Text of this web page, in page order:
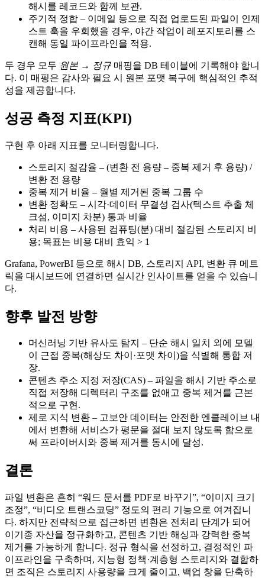
해시를 레코드와 함께 보관.
주기적 정합 – 이메일 등으로 직접 업로드된 파일이 인제
스트 훅을 우회했을 경우, 야간 작업이 레포지토리를 스
캔해 동일 파이프라인을 적용.
두 경우 모두 원본 → 정규 매핑을 DB 테이블에 기록해야 합니
다. 이 매핑은 감사와 필요 시 원본 포맷 복구에 핵심적인 추적
성을 제공합니다.
성공 측정 지표(KPI)
구현 후 아래 지표를 모니터링합니다.
스토리지 절감율 – (변환 전 용량 – 중복 제거 후 용량) /
변환 전 용량
중복 제거 비율 – 월별 제거된 중복 그룹 수
변환 정확도 – 시각·데이터 무결성 검사(텍스트 추출 체
크섬, 이미지 차분) 통과 비율
처리 비용 – 사용된 컴퓨팅(분) 대비 절감된 스토리지 비
용; 목표는 비용 대비 효익 > 1
Grafana, PowerBI 등으로 해시 DB, 스토리지 API, 변환 큐 메트
릭을 대시보드에 연결하면 실시간 인사이트를 얻을 수 있습니
다.
향후 발전 방향
머신러닝 기반 유사도 탐지 – 단순 해시 일치 외에 모델
이 근접 중복(해상도 차이·포맷 차이)을 식별해 통합 저
장.
콘텐츠 주소 지정 저장(CAS) – 파일을 해시 기반 주소로
직접 저장해 디렉터리 구조를 없애고 중복 제거를 근본
적으로 구현.
제로 지식 변환 – 고보안 데이터는 안전한 엔클레이브 내
에서 변환해 서비스가 평문을 절대 보지 않도록 함으로
써 프라이버시와 중복 제거를 동시에 달성.
결론
파일 변환은 흔히 “워드 문서를 PDF로 바꾸기”, “이미지 크기
조정”, “비디오 트랜스코딩” 정도의 편리 기능으로 여겨집니
다. 하지만 전략적으로 접근하면 변환은 전처리 단계 가 되어
이기종 자산을 정규화하고, 콘텐츠 기반 해싱과 강력한 중복
제거를 가능하게 합니다. 정규 형식을 선정하고, 결정적인 파
이프라인을 구축하며, 지능형 정책·계층형 스토리지와 결합하
면 조직은 스토리지 사용량을 크게 줄이고, 백업 창을 단축하